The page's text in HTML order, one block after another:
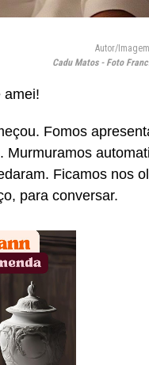
Autor/
Cadu Matos - Foto
amei!
Fomos
Ficamos nos
para conversar.